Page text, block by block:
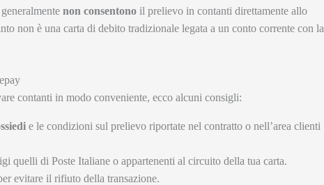
non consentono il prelievo in contanti direttamente allo
non è una carta di debito tradizionale legata a un conto corrente con la
contanti in modo conveniente, ecco alcuni consigli:
e le condizioni sul prelievo riportate nel contratto o nell’area clienti
quelli di Poste Italiane o appartenenti al circuito della tua carta.
evitare il rifiuto della transazione.